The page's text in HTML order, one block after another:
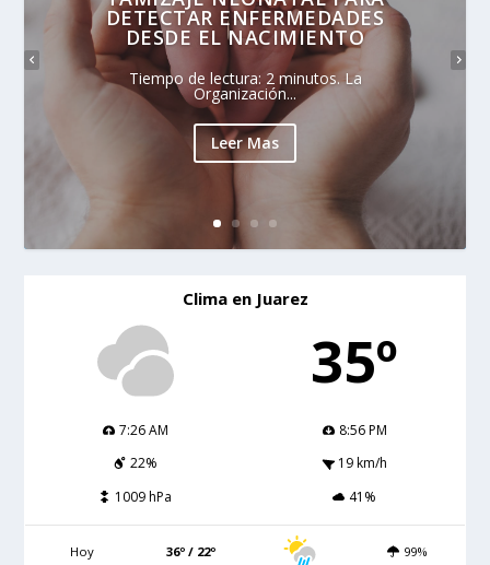
DETECTAR ENFERMEDADES
DESDE EL NACIMIENTO
Tiempo de lectura: 2 minutos. La
Organización...
Leer Mas
Clima en Juarez
35º
7:26 AM
8:56 PM
22%
19 km/h
1009 hPa
41%
Hoy 36º / 22º 99%